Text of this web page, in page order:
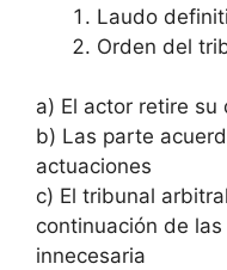
Laudo
Orden del
a) El actor retire su
b) Las parte
actuaciones
c) El tribunal
continuación de
innecesaria